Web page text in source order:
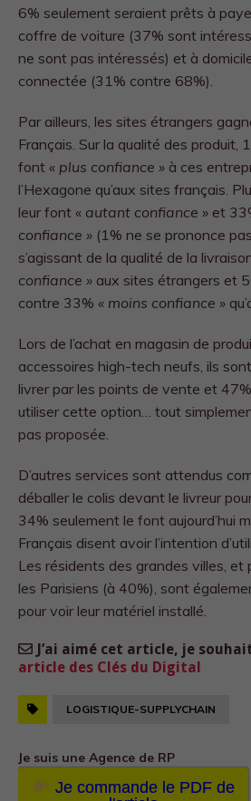
6% seulement seraient prêts à
coffre de voiture (37% sont
ne sont pas intéressés) et à
connectée (31% contre 68%).
Par ailleurs, les sites étrangers
Français. Sur la qualité des produit,
font « plus confiance » à ces
l’Hexagone qu’aux sites français.
leur font « autant confiance » et
confiance » (1% ne se prononce
s’agissant de la qualité de la
confiance » aux sites étrangers et
contre 33% « moins confiance »
Lors de l’achat en magasin de
accessoires high-tech neufs, ils
livrer par les points de vente et
utiliser cette option… tout
pas proposée.
D’autres services sont attendus
déballer le colis devant le livreur
34% seulement le font aujourd’hui
Français disent avoir l’intention
Les résidents des grandes villes, et
les Parisiens (à 40%), sont
pour voir leur matériel installé.
J’ai aimé cet article, je
article des Clés du Digital
LOGISTIQUE-SUPPLYCHAIN
Je suis une Agence de RP
Je commande le PDF de